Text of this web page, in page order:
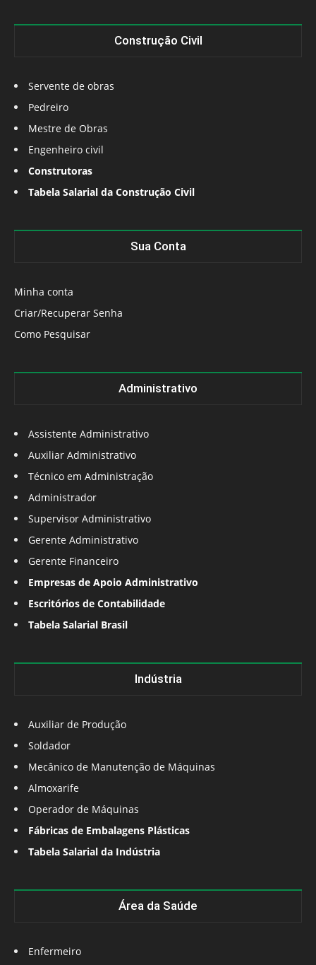
Construção Civil
Servente de obras
Pedreiro
Mestre de Obras
Engenheiro civil
Construtoras
Tabela Salarial da Construção Civil
Sua Conta
Minha conta
Criar/Recuperar Senha
Como Pesquisar
Administrativo
Assistente Administrativo
Auxiliar Administrativo
Técnico em Administração
Administrador
Supervisor Administrativo
Gerente Administrativo
Gerente Financeiro
Empresas de Apoio Administrativo
Escritórios de Contabilidade
Tabela Salarial Brasil
Indústria
Auxiliar de Produção
Soldador
Mecânico de Manutenção de Máquinas
Almoxarife
Operador de Máquinas
Fábricas de Embalagens Plásticas
Tabela Salarial da Indústria
Área da Saúde
Enfermeiro